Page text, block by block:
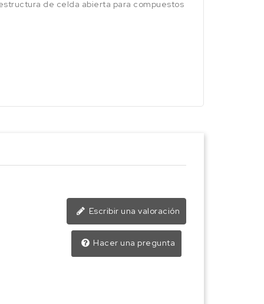
de celda abierta para compuestos
Escribir una valoración
Hacer una pregunta